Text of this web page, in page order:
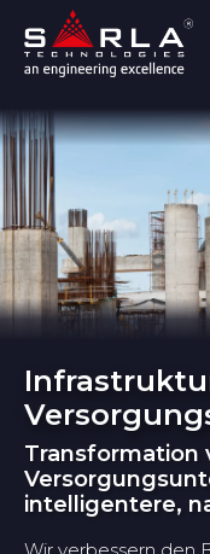
Transformation
intelligentere,